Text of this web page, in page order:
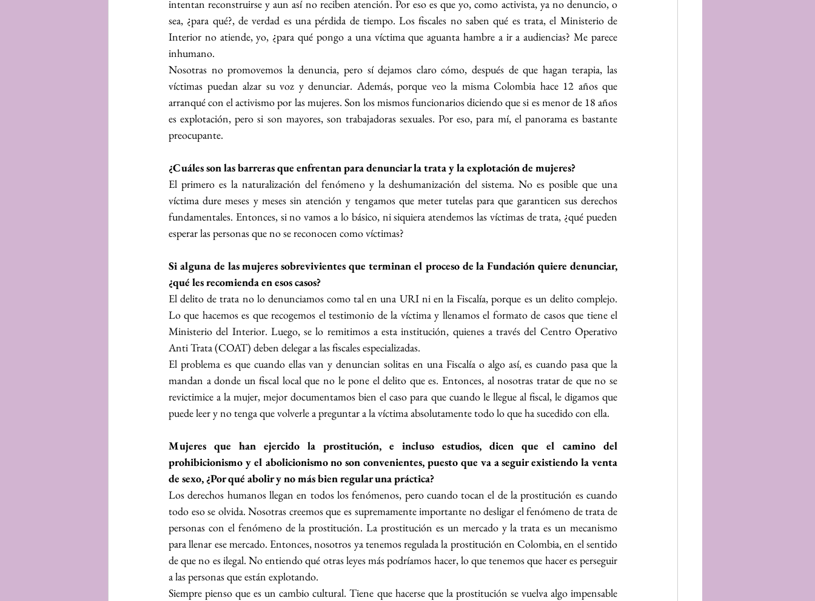
intentan reconstruirse y aun así no reciben atención. Por eso es que yo, como activista, ya no denuncio, o
sea, ¿para qué?, de verdad es una pérdida de tiempo. Los fiscales no saben qué es trata, el Ministerio de
Interior no atiende, yo, ¿para qué pongo a una víctima que aguanta hambre a ir a audiencias? Me parece
inhumano.
Nosotras no promovemos la denuncia, pero sí dejamos claro cómo, después de que hagan terapia, las
víctimas puedan alzar su voz y denunciar. Además, porque veo la misma Colombia hace 12 años que
arranqué con el activismo por las mujeres. Son los mismos funcionarios diciendo que si es menor de 18 años
es explotación, pero si son mayores, son trabajadoras sexuales. Por eso, para mí, el panorama es bastante
preocupante.
¿Cuáles son las barreras que enfrentan para denunciar la trata y la explotación de mujeres?
El primero es la naturalización del fenómeno y la deshumanización del sistema. No es posible que una
víctima dure meses y meses sin atención y tengamos que meter tutelas para que garanticen sus derechos
fundamentales. Entonces, si no vamos a lo básico, ni siquiera atendemos las víctimas de trata, ¿qué pueden
esperar las personas que no se reconocen como víctimas?
Si alguna de las mujeres sobrevivientes que terminan el proceso de la Fundación quiere denunciar,
¿qué les recomienda en esos casos?
El delito de trata no lo denunciamos como tal en una URI ni en la Fiscalía, porque es un delito complejo.
Lo que hacemos es que recogemos el testimonio de la víctima y llenamos el formato de casos que tiene el
Ministerio del Interior. Luego, se lo remitimos a esta institución, quienes a través del Centro Operativo
Anti Trata (COAT) deben delegar a las fiscales especializadas.
El problema es que cuando ellas van y denuncian solitas en una Fiscalía o algo así, es cuando pasa que la
mandan a donde un fiscal local que no le pone el delito que es. Entonces, al nosotras tratar de que no se
revictimice a la mujer, mejor documentamos bien el caso para que cuando le llegue al fiscal, le digamos que
puede leer y no tenga que volverle a preguntar a la víctima absolutamente todo lo que ha sucedido con ella.
Mujeres que han ejercido la prostitución, e incluso estudios, dicen que el camino del
prohibicionismo y el abolicionismo no son convenientes, puesto que va a seguir existiendo la venta
de sexo, ¿Por qué abolir y no más bien regular una práctica?
Los derechos humanos llegan en todos los fenómenos, pero cuando tocan el de la prostitución es cuando
todo eso se olvida. Nosotras creemos que es supremamente importante no desligar el fenómeno de trata de
personas con el fenómeno de la prostitución. La prostitución es un mercado y la trata es un mecanismo
para llenar ese mercado. Entonces, nosotros ya tenemos regulada la prostitución en Colombia, en el sentido
de que no es ilegal. No entiendo qué otras leyes más podríamos hacer, lo que tenemos que hacer es perseguir
a las personas que están explotando.
Siempre pienso que es un cambio cultural. Tiene que hacerse que la prostitución se vuelva algo impensable